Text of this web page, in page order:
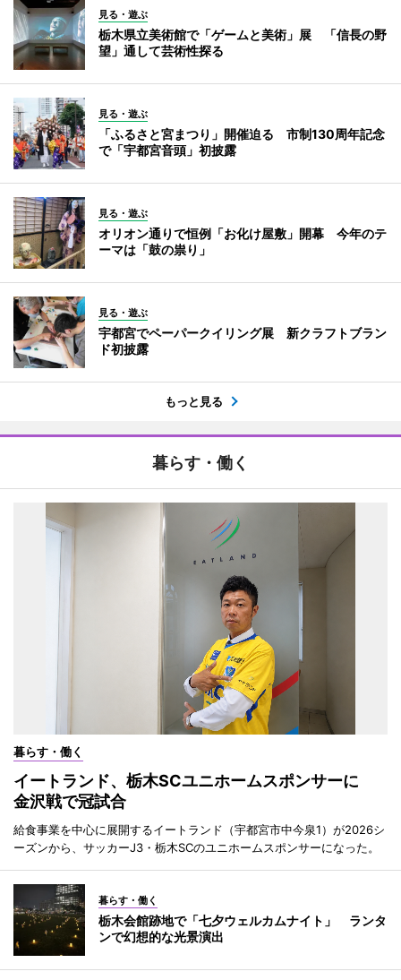
見る・遊ぶ
栃木県立美術館で「ゲームと美術」展 「信長の野
望」通して芸術性探る
見る・遊ぶ
「ふるさと宮まつり」開催迫る 市制130周年記念
で「宇都宮音頭」初披露
見る・遊ぶ
オリオン通りで恒例「お化け屋敷」開幕 今年のテ
ーマは「鼓の祟り」
見る・遊ぶ
宇都宮でペーパークイリング展 新クラフトブラン
ド初披露
もっと見る
暮らす・働く
暮らす・働く
イートランド、栃木SCユニホームスポンサーに
金沢戦で冠試合
給食事業を中心に展開するイートランド（宇都宮市中今泉1）が2026シ
ーズンから、サッカーJ3・栃木SCのユニホームスポンサーになった。
暮らす・働く
栃木会館跡地で「七夕ウェルカムナイト」 ランタ
ンで幻想的な光景演出